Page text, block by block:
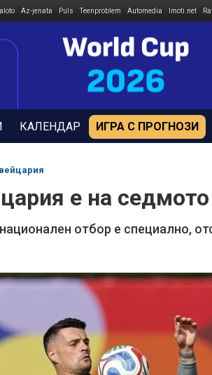
Az-jenata Puls Teenproblem Automedia Imoti.net
КАЛЕНДАР ИГРА С ПРОГНОЗИ
е на
отбор е специално,